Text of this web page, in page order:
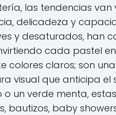
las tendencias
delicadeza y
y desaturados, han
cada pastel
colores claros; son
visual que anticipa
o un verde menta,
bautizos, baby